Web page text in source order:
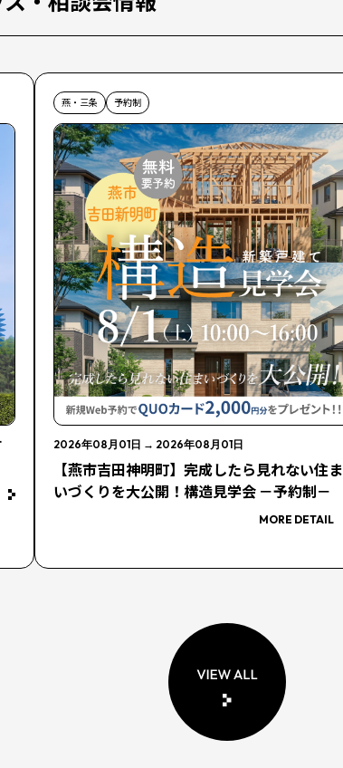
燕・三条 予約制
2026年08月01日 → 2026年08月01日
【燕市吉田神明町】完成したら見れない住ま
いづくりを大公開！構造見学会 －予約制－
MORE DETAIL